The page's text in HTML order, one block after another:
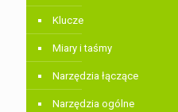
Klucze
Miary i taśmy
Narzędzia łączące
Narzędzia ogólne